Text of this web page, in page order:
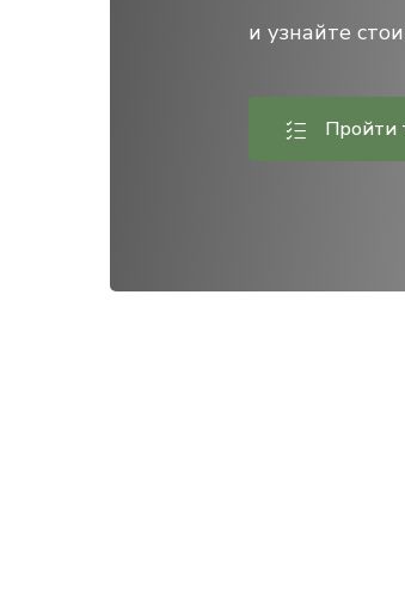
и узнайте
Пройти